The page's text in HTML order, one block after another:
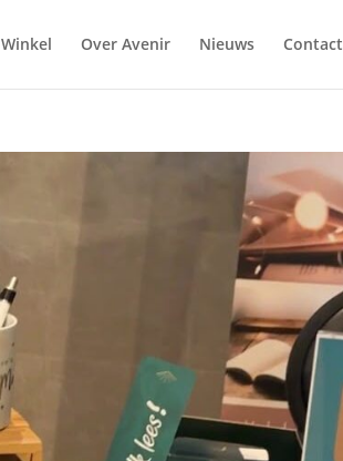
Winkel Over Avenir Nieuws Contact